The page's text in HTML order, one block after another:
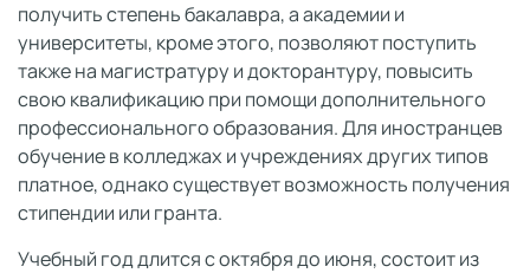
получить степень бакалавра, а академии и
университеты, кроме этого, позволяют поступить
также на магистратуру и докторантуру, повысить
свою квалификацию при помощи дополнительного
профессионального образования. Для иностранцев
обучение в колледжах и учреждениях других типов
платное, однако существует возможность получения
стипендии или гранта.
Учебный год длится с октября до июня, состоит из